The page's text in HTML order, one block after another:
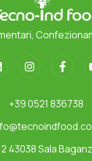
+39 0521 836738
43038 Sala